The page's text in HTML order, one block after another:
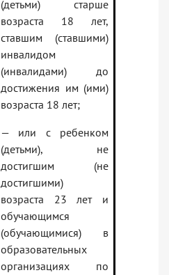
(детьми) старше
возраста 18 лет,
ставшим (ставшими)
инвалидом
(инвалидами) до
достижения им (ими)
возраста 18 лет;
— или с ребенком
(детьми), не
достигшим (не
достигшими)
возраста 23 лет и
обучающимся
(обучающимися) в
образовательных
организациях по